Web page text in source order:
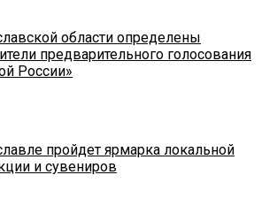
области определены
предварительного голосования
России»
пройдет ярмарка локальной
и сувениров